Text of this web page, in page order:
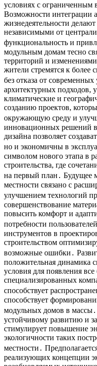
условиях с ограниченным
Возможности интеграции
жизнедеятельности
независимыми от
функциональность и
модульным домам тесно
территорий и
жители стремятся к более
без отказа от
архитектурных подходов,
климатические и
созданию проектов,
окружающую среду и
инновационных решений в
дизайна позволяет
но и экономичны в
символом нового этапа в
строительства, где
на первый план․ Будущее
местности связано с
улучшением технологий
совершенствование
повысить комфорт и
потребности
инструментов в
строительством
возможные ошибки․
положительная динамика
условия для появления
специализированных
способствует
способствует
модульных домов в
устойчивому развитию и
стимулирует повышение
экологичности таких
местности․
реализующих концепции